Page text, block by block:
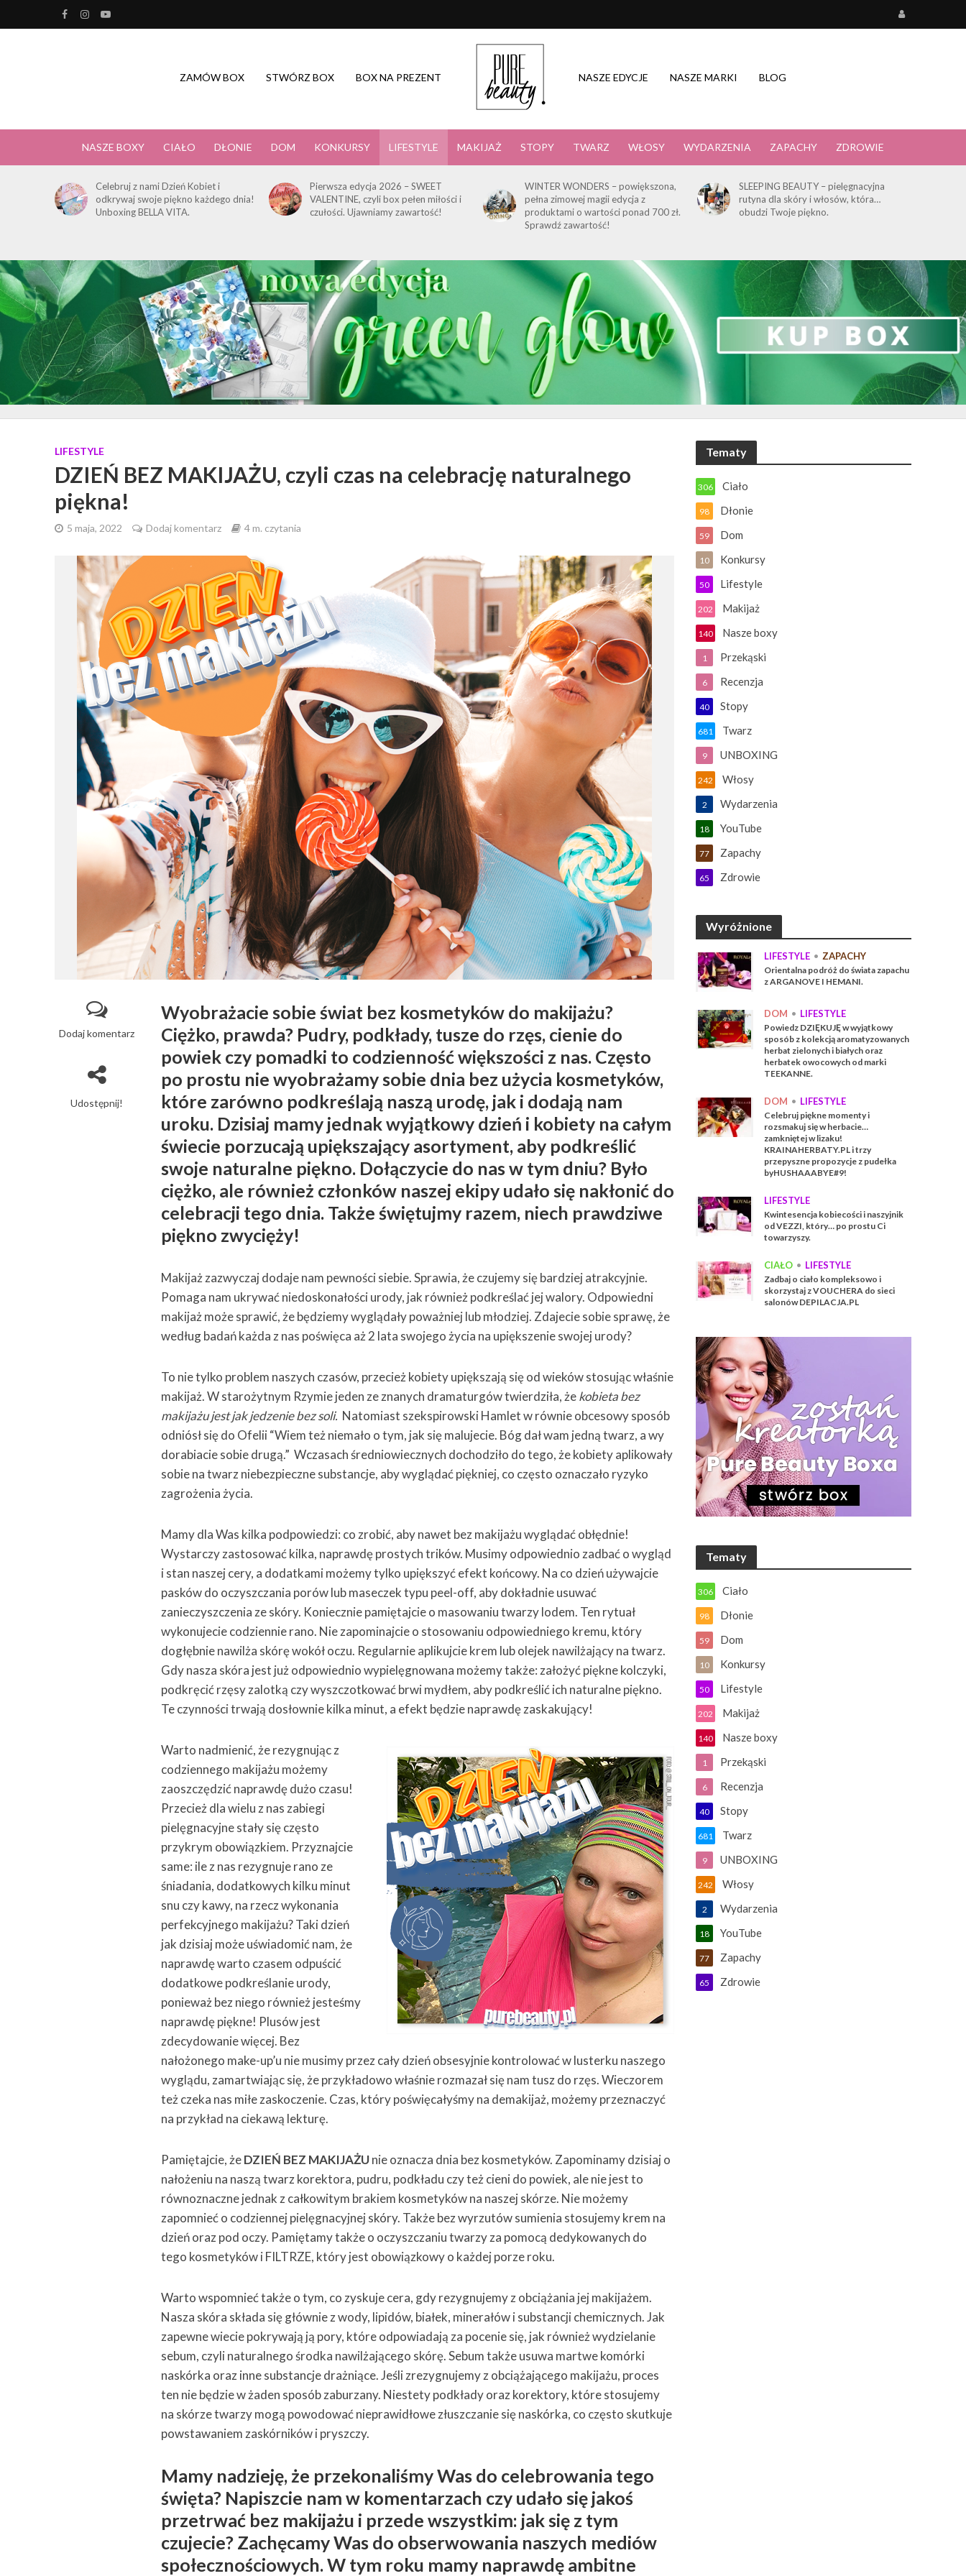
ZAMÓW BOX STWÓRZ BOX BOX NA PREZENT NASZE EDYCJE NASZE MARKI BLOG
NASZE BOXY CIAŁO DŁONIE DOM KONKURSY LIFESTYLE MAKIJAŻ STOPY TWARZ WŁOSY WYDARZENIA ZAPACHY ZDROWIE
Celebruj z nami Dzień Kobiet i
odkrywaj swoje piękno każdego dnia!
Unboxing BELLA VITA.
Pierwsza edycja 2026 – SWEET
VALENTINE, czyli box pełen miłości i
czułości. Ujawniamy zawartość!
WINTER WONDERS – powiększona,
pełna zimowej magii edycja z
produktami o wartości ponad 700 zł.
Sprawdź zawartość!
SLEEPING BEAUTY – pielęgnacyjna
rutyna dla skóry i włosów, która…
obudzi Twoje piękno.
LIFESTYLE
DZIEŃ BEZ MAKIJAŻU, czyli czas na celebrację naturalnego
piękna!
5 maja, 2022 Dodaj komentarz 4 m. czytania
Dodaj komentarz
Udostępnij!
Wyobrażacie sobie świat bez kosmetyków do makijażu?
Ciężko, prawda? Pudry, podkłady, tusze do rzęs, cienie do
powiek czy pomadki to codzienność większości z nas. Często
po prostu nie wyobrażamy sobie dnia bez użycia kosmetyków,
które zarówno podkreślają naszą urodę, jak i dodają nam
uroku. Dzisiaj mamy jednak wyjątkowy dzień i kobiety na całym
świecie porzucają upiększający asortyment, aby podkreślić
swoje naturalne piękno. Dołączycie do nas w tym dniu? Było
ciężko, ale również członków naszej ekipy udało się nakłonić do
celebracji tego dnia. Także świętujmy razem, niech prawdziwe
piękno zwycięży!
Makijaż zazwyczaj dodaje nam pewności siebie. Sprawia, że czujemy się bardziej atrakcyjnie.
Pomaga nam ukrywać niedoskonałości urody, jak również podkreślać jej walory. Odpowiedni
makijaż może sprawić, że będziemy wyglądały poważniej lub młodziej. Zdajecie sobie sprawę, że
według badań każda z nas poświęca aż 2 lata swojego życia na upiększenie swojej urody?
To nie tylko problem naszych czasów, przecież kobiety upiększają się od wieków stosując właśnie
makijaż. W starożytnym Rzymie jeden ze znanych dramaturgów twierdziła, żekobieta bez
makijażu jest jak jedzenie bez soli. Natomiast szekspirowski Hamlet w równie obcesowy sposób
odniósł się do Ofelii “Wiem też niemało o tym, jak się malujecie. Bóg dał wam jedną twarz, a wy
dorabiacie sobie drugą.” Wczasach średniowiecznych dochodziło do tego, że kobiety aplikowały
sobie na twarz niebezpieczne substancje, aby wyglądać piękniej, co często oznaczało ryzyko
zagrożenia życia.
Mamy dla Was kilka podpowiedzi: co zrobić, aby nawet bez makijażu wyglądać obłędnie!
Wystarczy zastosować kilka, naprawdę prostych trików. Musimy odpowiednio zadbać o wygląd
i stan naszej cery, a dodatkami możemy tylko upiększyć efekt końcowy. Na co dzień używajcie
pasków do oczyszczania porów lub maseczek typu peel-off, aby dokładnie usuwać
zanieczyszczenia ze skóry. Koniecznie pamiętajcie o masowaniu twarzy lodem. Ten rytuał
wykonujecie codziennie rano. Nie zapominajcie o stosowaniu odpowiedniego kremu, który
dogłębnie nawilża skórę wokół oczu. Regularnie aplikujcie krem lub olejek nawilżający na twarz.
Gdy nasza skóra jest już odpowiednio wypielęgnowana możemy także: założyć piękne kolczyki,
podkręcić rzęsy zalotką czy wyszczotkować brwi mydłem, aby podkreślić ich naturalne piękno.
Te czynności trwają dosłownie kilka minut, a efekt będzie naprawdę zaskakujący!
Warto nadmienić, że rezygnując z
codziennego makijażu możemy
zaoszczędzić naprawdę dużo czasu!
Przecież dla wielu z nas zabiegi
pielęgnacyjne stały się często
przykrym obowiązkiem. Przyznajcie
same: ile z nas rezygnuje rano ze
śniadania, dodatkowych kilku minut
snu czy kawy, na rzecz wykonania
perfekcyjnego makijażu? Taki dzień
jak dzisiaj może uświadomić nam, że
naprawdę warto czasem odpuścić
dodatkowe podkreślanie urody,
ponieważ bez niego również jesteśmy
naprawdę piękne! Plusów jest
zdecydowanie więcej. Bez
nałożonego make-up’u nie musimy przez cały dzień obsesyjnie kontrolować w lusterku naszego
wyglądu, zamartwiając się, że przykładowo właśnie rozmazał się nam tusz do rzęs. Wieczorem
też czeka nas miłe zaskoczenie. Czas, który poświęcałyśmy na demakijaż, możemy przeznaczyć
na przykład na ciekawą lekturę.
Pamiętajcie, żeDZIEŃ BEZ MAKIJAŻUnie oznacza dnia bez kosmetyków. Zapominamy dzisiaj o
nałożeniu na naszą twarz korektora, pudru, podkładu czy też cieni do powiek, ale nie jest to
równoznaczne jednak z całkowitym brakiem kosmetyków na naszej skórze. Nie możemy
zapomnieć o codziennej pielęgnacyjnej skóry. Także bez wyrzutów sumienia stosujemy krem na
dzień oraz pod oczy. Pamiętamy także o oczyszczaniu twarzy za pomocą dedykowanych do
tego kosmetyków i FILTRZE, który jest obowiązkowy o każdej porze roku.
Warto wspomnieć także o tym, co zyskuje cera, gdy rezygnujemy z obciążania jej makijażem.
Nasza skóra składa się głównie z wody, lipidów, białek, minerałów i substancji chemicznych. Jak
zapewne wiecie pokrywają ją pory, które odpowiadają za pocenie się, jak również wydzielanie
sebum, czyli naturalnego środka nawilżającego skórę. Sebum także usuwa martwe komórki
naskórka oraz inne substancje drażniące. Jeśli zrezygnujemy z obciążającego makijażu, proces
ten nie będzie w żaden sposób zaburzany. Niestety podkłady oraz korektory, które stosujemy
na skórze twarzy mogą powodować nieprawidłowe złuszczanie się naskórka, co często skutkuje
powstawaniem zaskórników i pryszczy.
Mamy nadzieję, że przekonaliśmy Was do celebrowania tego
święta? Napiszcie nam w komentarzach czy udało się jakoś
przetrwać bez makijażu i przede wszystkim: jak się z tym
czujecie? Zachęcamy Was do obserwowania naszych mediów
społecznościowych. W tym roku mamy naprawdę ambitne
Tematy
Ciało
306
Dłonie
98
Dom
59
Konkursy
10
Lifestyle
50
Makijaż
202
Nasze boxy
140
Przekąski
1
Recenzja
6
Stopy
40
Twarz
681
UNBOXING
9
Włosy
242
Wydarzenia
2
YouTube
18
Zapachy
77
Zdrowie
65
Wyróżnione
LIFESTYLE • ZAPACHY
Orientalna podróż do świata zapachu
z ARGANOVE I HEMANI.
DOM • LIFESTYLE
Powiedz DZIĘKUJĘ w wyjątkowy
sposób z kolekcją aromatyzowanych
herbat zielonych i białych oraz
herbatek owocowych od marki
TEEKANNE.
DOM • LIFESTYLE
Celebruj piękne momenty i
rozsmakuj się w herbacie…
zamkniętej w lizaku!
KRAINAHERBATY.PL i trzy
przepyszne propozycje z pudełka
byHUSHAAABYE#9!
LIFESTYLE
Kwintesencja kobiecości i naszyjnik
od VEZZI, który… po prostu Ci
towarzyszy.
CIAŁO • LIFESTYLE
Zadbaj o ciało kompleksowo i
skorzystaj z VOUCHERA do sieci
salonów DEPILACJA.PL
Tematy
Ciało
306
Dłonie
98
Dom
59
Konkursy
10
Lifestyle
50
Makijaż
202
Nasze boxy
140
Przekąski
1
Recenzja
6
Stopy
40
Twarz
681
UNBOXING
9
Włosy
242
Wydarzenia
2
YouTube
18
Zapachy
77
Zdrowie
65